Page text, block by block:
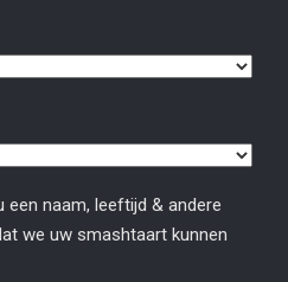
een naam, leeftijd & andere
we uw smashtaart kunnen